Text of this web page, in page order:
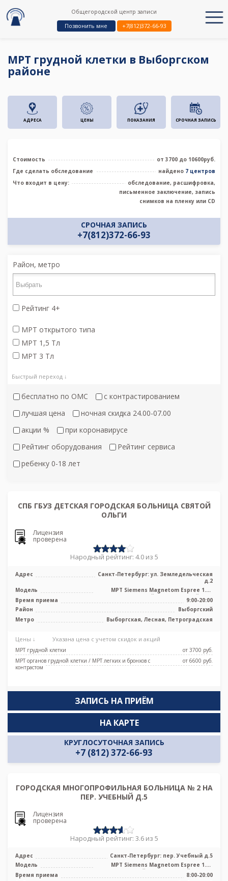
Общегородской центр записи
Позвонить мне
+7(812)372-66-93
МРТ грудной клетки в Выборгском
районе
АДРЕСА ЦЕНЫ ПОКАЗАНИЯ СРОЧНАЯ ЗАПИСЬ
Стоимость
от 3700 до 10600руб.
Где сделать обследование
найдено 7 центров
Что входит в цену:
обследование, расшифровка,
письменное заключение, запись
снимков на пленку или CD
СРОЧНАЯ ЗАПИСЬ
+7(812)372-66-93
Район, метро
Рейтинг 4+
МРТ открытого типа
МРТ 1,5 Тл
МРТ 3 Тл
Быстрый переход ↓
бесплатно по ОМС
с контрастированием
лучшая цена
ночная скидка 24.00-07.00
акции %
при коронавирусе
Рейтинг оборудования
Рейтинг сервиса
ребенку 0-18 лет
СПБ ГБУЗ ДЕТСКАЯ ГОРОДСКАЯ БОЛЬНИЦА СВЯТОЙ
ОЛЬГИ
Лицензия
проверена
Народный рейтинг: 4.0 из 5
Адрес
Санкт-Петербург: ул. Земледельческая
д.2
Модель
МРТ Siemens Magnetom Espree 1.5T
высокопольный полуоткрытый тип,
УЗИ
Время приема
9:00-20:00
Район
Выборгский
Метро
Выборгская, Лесная, Петроградская
Цены ↓ Указана цена с учетом скидок и акций
МРТ грудной клетки
от 3700 pуб.
МРТ органов грудной клетки / МРТ легких и бронхов с
контрастом
от 6600 pуб.
ЗАПИСЬ НА ПРИЁМ
КРУГЛОСУТОЧНАЯ ЗАПИСЬ
+7 (812) 372-66-93
НА КАРТЕ
ГОРОДСКАЯ МНОГОПРОФИЛЬНАЯ БОЛЬНИЦА № 2 НА
ПЕР. УЧЕБНЫЙ Д.5
Лицензия
проверена
Народный рейтинг: 3.6 из 5
Адрес
Санкт-Петербург: пер. Учебный д.5
Модель
МРТ Siemens Magnetom Espree 1.5T
высокопольный полуоткрытый тип, КТ
Si ...
Время приема
8:00-20:00